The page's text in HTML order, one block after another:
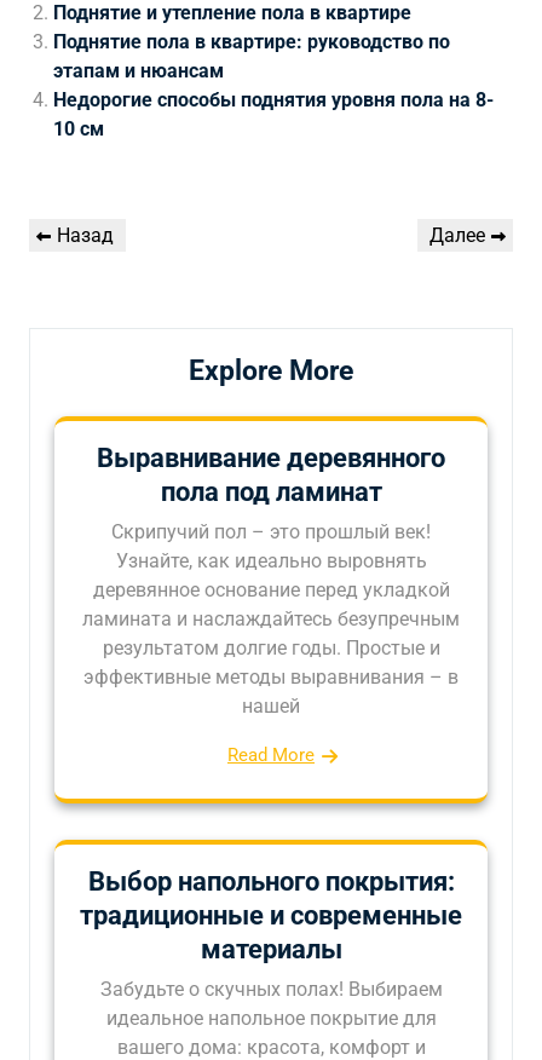
Поднятие и утепление пола в квартире
Поднятие пола в квартире: руководство по
этапам и нюансам
Недорогие способы поднятия уровня пола на 8-
10 см
Навигация
Предыдущая
Назад
Следующая
Далее
Explore More
Выравнивание деревянного
пола под ламинат
Скрипучий пол – это прошлый век!
Узнайте, как идеально выровнять
деревянное основание перед укладкой
ламината и наслаждайтесь безупречным
результатом долгие годы. Простые и
эффективные методы выравнивания – в
нашей
Read More
Выбор напольного покрытия:
традиционные и современные
материалы
Забудьте о скучных полах! Выбираем
идеальное напольное покрытие для
вашего дома: красота, комфорт и